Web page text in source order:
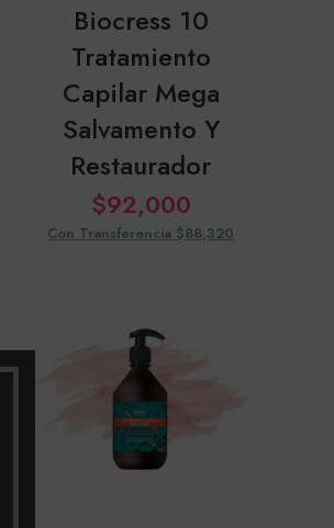
Biocress 10
Tratamiento
Capilar Mega
Salvamento Y
Restaurador
$92,000
Con Transferencia $88,320